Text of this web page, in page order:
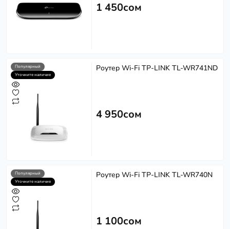
1 450сом
Популярный
Уточните наличие
Роутер Wi-Fi TP-LINK TL-WR741ND
4 950сом
Популярный
Уточните наличие
Роутер Wi-Fi TP-LINK TL-WR740N
1 100сом